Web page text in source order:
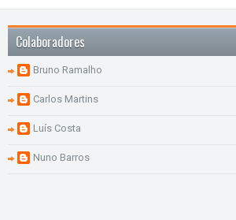
Colaboradores
Bruno Ramalho
Carlos Martins
Luís Costa
Nuno Barros